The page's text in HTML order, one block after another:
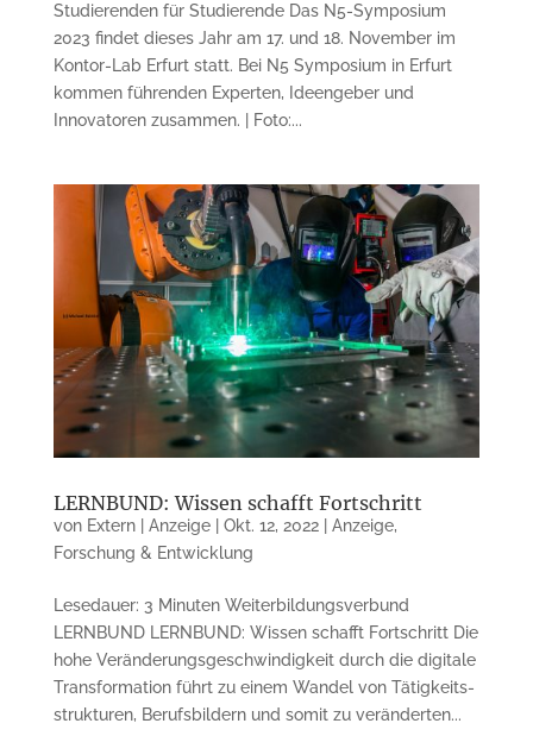
Studierenden für Studierende Das N5-Symposium
2023 findet dieses Jahr am 17. und 18. November im
Kontor-Lab Erfurt statt. Bei N5 Symposium in Erfurt
kommen führenden Experten, Ideengeber und
Innovatoren zusammen. | Foto:...
LERNBUND: Wissen schafft Fortschritt
von Extern | Anzeige| Okt. 12, 2022| Anzeige,
Forschung & Entwicklung
Lesedauer: 3 Minuten Weiterbildungsverbund
LERNBUND LERNBUND: Wissen schafft Fortschritt Die
hohe Veränderungs­geschwindigkeit durch die digitale
Transformation führt zu einem Wandel von Tätigkeits­
strukturen, Berufsbildern und somit zu veränderten...